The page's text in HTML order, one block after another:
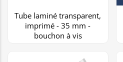
Tube laminé transparent,
imprimé - 35 mm -
bouchon à vis